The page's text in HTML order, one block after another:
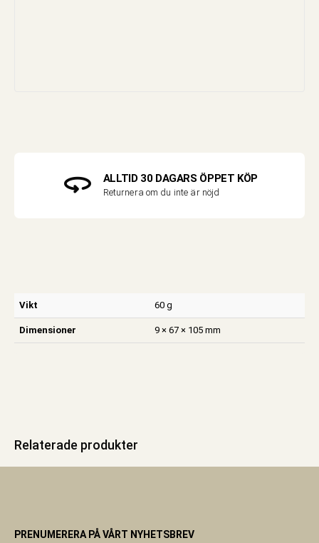
ALLTID 30 DAGARS ÖPPET KÖP
Returnera om du inte är nöjd
Vikt 60 g
Dimensioner 9 × 67 × 105 mm
Relaterade produkter
PRENUMERERA PÅ VÅRT NYHETSBREV